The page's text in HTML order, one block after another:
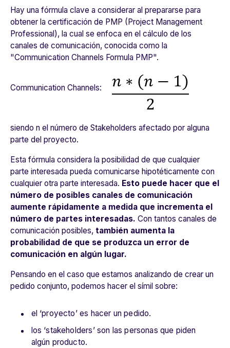
Hay una fórmula clave a considerar al prepararse para
obtener la certificación de PMP (Project Management
Professional), la cual se enfoca en el cálculo de los
canales de comunicación, conocida como la
"Communication Channels Formula PMP".
Communication Channels:
siendo n el número de Stakeholders afectado por alguna
parte del proyecto.
Esta fórmula considera la posibilidad de que cualquier
parte interesada pueda comunicarse hipotéticamente con
cualquier otra parte interesada. Esto puede hacer que el
número de posibles canales de comunicación
aumente rápidamente a medida que incrementa el
número de partes interesadas. Con tantos canales de
comunicación posibles, también aumenta la
probabilidad de que se produzca un error de
comunicación en algún lugar.
Pensando en el caso que estamos analizando de crear un
pedido conjunto, podemos hacer el símil sobre:
el ‘proyecto’ es hacer un pedido.
los ‘stakeholders’ son las personas que piden
algún producto.